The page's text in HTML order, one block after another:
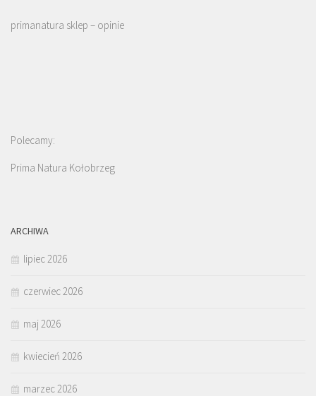
primanatura sklep – opinie
Polecamy:
Prima Natura Kołobrzeg
ARCHIWA
lipiec 2026
czerwiec 2026
maj 2026
kwiecień 2026
marzec 2026